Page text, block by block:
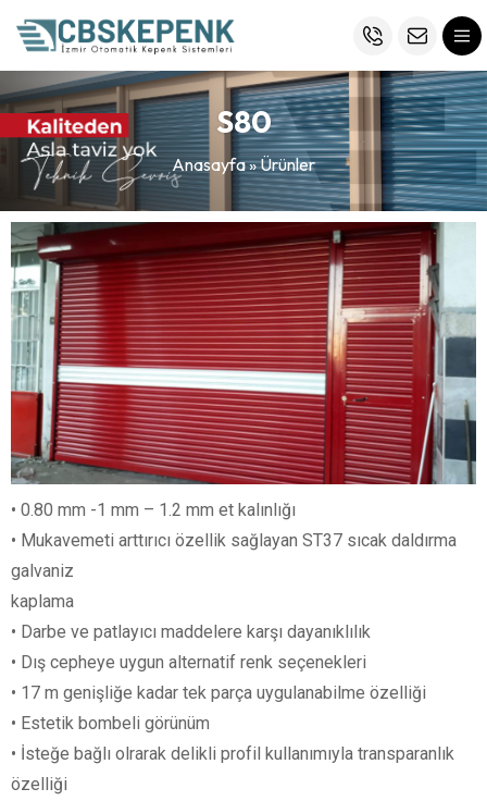
S80
Anasayfa»Ürünler
• 0.80 mm -1 mm – 1.2 mm et kalınlığı
• Mukavemeti arttırıcı özellik sağlayan ST37 sıcak daldırma
galvaniz
kaplama
• Darbe ve patlayıcı maddelere karşı dayanıklılık
• Dış cepheye uygun alternatif renk seçenekleri
• 17 m genişliğe kadar tek parça uygulanabilme özelliği
• Estetik bombeli görünüm
• İsteğe bağlı olrarak delikli profil kullanımıyla transparanlık
özelliği